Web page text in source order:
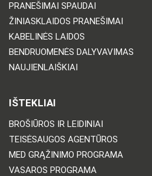
PRANEŠIMAI SPAUDAI
ŽINIASKLAIDOS PRANEŠIMAI
KABELINĖS LAIDOS
BENDRUOMENĖS DALYVAVIMAS
NAUJIENLAIŠKIAI
IŠTEKLIAI
BROŠIŪROS IR LEIDINIAI
TEISĖSAUGOS AGENTŪROS
MED GRĄŽINIMO PROGRAMA
VASAROS PROGRAMA